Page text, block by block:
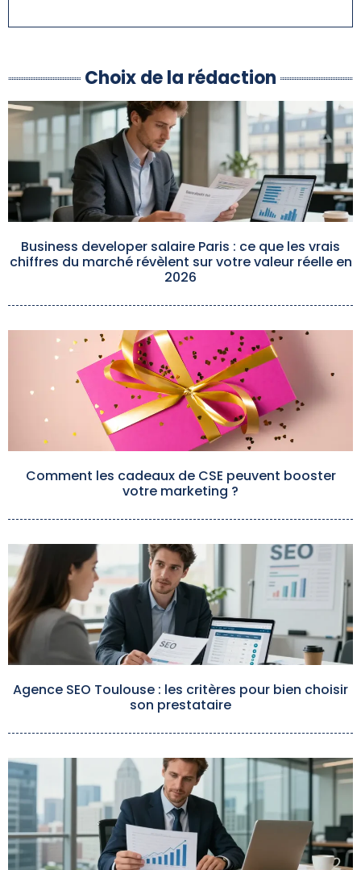
Choix de la rédaction
Business developer salaire Paris : ce que les vrais
chiffres du marché révèlent sur votre valeur réelle en
2026
Comment les cadeaux de CSE peuvent booster
votre marketing ?
Agence SEO Toulouse : les critères pour bien choisir
son prestataire